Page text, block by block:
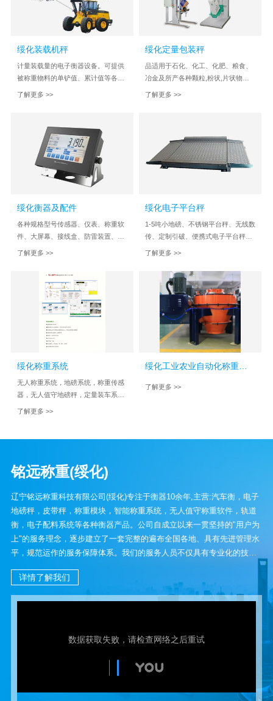
绥化装载机秤
计量装载量的电子衡器设备。可提供
被称重物料的单铲值、累计值等各种
装载信息并打印清单
了解更多 >>
绥化定量包装秤
品适用于石化、化工、化肥、粮食、
冶金及所产各种颗粒,粉状,片状物料
的成品包装
了解更多 >>
绥化衡器及配件
各种规格型号传感器、仪表、称重软
件、大屏幕、接线盒、防雷装置、防
作弊系统等
了解更多 >>
绥化电子平台秤
1-5吨小地磅、不锈钢平台秤、无线数
传、定制引破、便携式电子平台秤、
高精度电子秤、工业台秤
了解更多 >>
绥化称重系统
无人称重系统，地磅系统，称重传感
器，无人值守地磅秤，定量装车系
统，不停车称重检测系统，plc系统，
了解更多 >>
了解更多 >>
铭远称重(绥化)
辽宁铭远称重科技有限公司(绥化)专注于衡器10余年,主营:汽车衡，电子
地磅秤，皮带秤，称重模块，智能称重系统，无人值守称重软件，轨道
衡，电子配料系统等各种衡器产品。公司自成立以来一贯坚持的"用户为
上"的服务理念，逐步建立了一套完整的遍布全国各地、具有先进管理水
平，规范运作的服务保障体系。我们的服务人员不仅具有专业化的技术
诚、快捷、完善的人性化服务。我司秉承迅速、诚信、价格公道、服务
周到、质量有保障的经营理念，结交所有客户。
详情了解我们